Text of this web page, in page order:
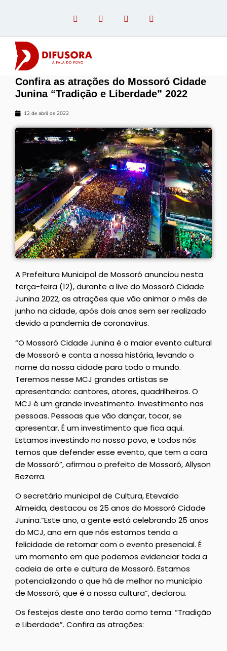
Confira as atrações do Mossoró Cidade
Junina “Tradição e Liberdade” 2022
12 de abril de 2022
A Prefeitura Municipal de Mossoró anunciou nesta
terça-feira (12), durante a live do Mossoró Cidade
Junina 2022, as atrações que vão animar o mês de
junho na cidade, após dois anos sem ser realizado
devido a pandemia de coronavírus.
“O Mossoró Cidade Junina é o maior evento cultural
de Mossoró e conta a nossa história, levando o
nome da nossa cidade para todo o mundo.
Teremos nesse MCJ grandes artistas se
apresentando: cantores, atores, quadrilheiros. O
MCJ é um grande investimento. Investimento nas
pessoas. Pessoas que vão dançar, tocar, se
apresentar. É um investimento que fica aqui.
Estamos investindo no nosso povo, e todos nós
temos que defender esse evento, que tem a cara
de Mossoró”, afirmou o prefeito de Mossoró, Allyson
Bezerra.
O secretário municipal de Cultura, Etevaldo
Almeida, destacou os 25 anos do Mossoró Cidade
Junina.“Este ano, a gente está celebrando 25 anos
do MCJ, ano em que nós estamos tendo a
felicidade de retornar com o evento presencial. É
um momento em que podemos evidenciar toda a
cadeia de arte e cultura de Mossoró. Estamos
potencializando o que há de melhor no município
de Mossoró, que é a nossa cultura”, declarou.
Os festejos deste ano terão como tema: “Tradição
e Liberdade”. Confira as atrações: